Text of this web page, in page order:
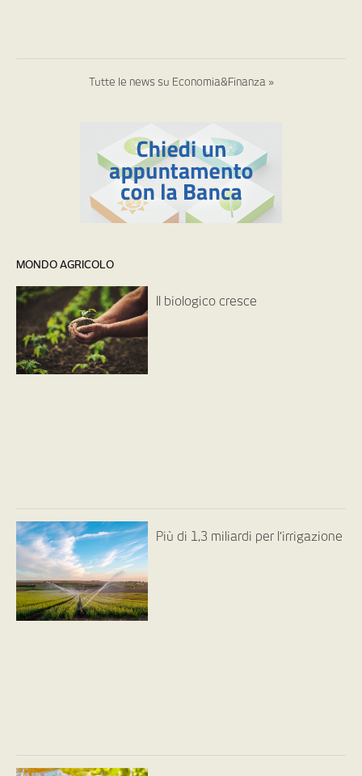
Tutte le news su Economia&Finanza »
MONDO AGRICOLO
Il biologico cresce
Più di 1,3 miliardi per l’irrigazione